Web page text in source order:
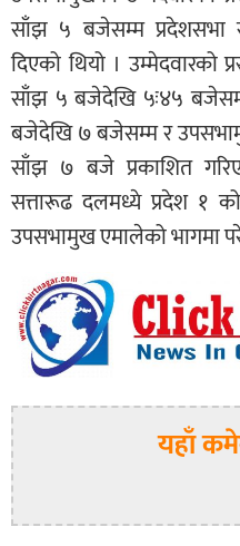
साँझ ५ बजेसम्म प्रदेशसभा
दिएको थियो । उम्मेदवारको
साँझ ५ बजेदेखि ५ः४५
बजेदेखि ७ बजेसम्म र
साँझ ७ बजे प्रकाशित
सत्तारूढ दलमध्ये प्रदेश १
उपसभामुख एमालेको भागमा
यहाँ